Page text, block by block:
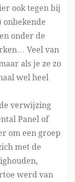
ook tegen bij
onbekende
onder de
Veel van
als je ze zo
wel heel
verwijzing
Panel of
om een groep
met de
werd van